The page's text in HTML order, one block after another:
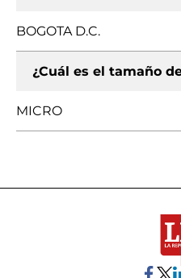
BOGOTA D.C.
¿Cuál es el tamaño
MICRO